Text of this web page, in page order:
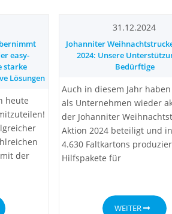
easy-
starke
Lösungen
der
31.12.2024
Johanniter
2024: Unsere
Bedürftige
Auch in diesem Jahr
als Unternehmen wieder
der Johanniter
Aktion 2024 beteiligt und
4.630 Faltkartons
Hilfspakete für
WEITER